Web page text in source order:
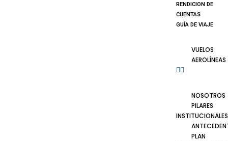
RENDICION DE
CUENTAS
GUÍA DE VIAJE
VUELOS
AEROLÍNEAS
NOSOTROS
PILARES
INSTITUCIONALES
PLAN